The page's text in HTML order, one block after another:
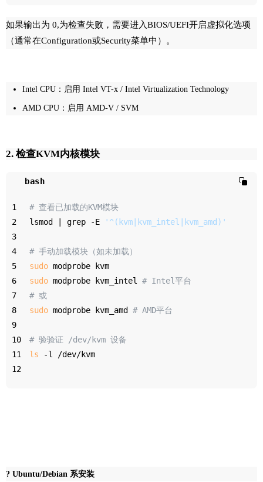
如果输出为 0,为检查失败，需要进入BIOS/UEFI开启虚拟化选项
（通常在Configuration或Security菜单中）。
Intel CPU：启用 Intel VT-x / Intel Virtualization Technology
AMD CPU：启用 AMD-V / SVM
2. 检查KVM内核模块
bash
1
# 查看已加载的KVM模块
2
lsmod | grep -E
'^(kvm|kvm_intel|kvm_amd)'
3
4
# 手动加载模块（如未加载）
5
sudo modprobe kvm
6
sudo modprobe kvm_intel # Intel平台
7
# 或
8
sudo modprobe kvm_amd # AMD平台
9
10
# 验验证 /dev/kvm 设备
11
ls -l /dev/kvm
12
? Ubuntu/Debian 系安装